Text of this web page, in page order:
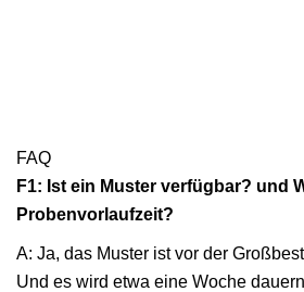
FAQ
F1: Ist ein Muster verfügbar? und
Probenvorlaufzeit?
A: Ja, das Muster ist vor der
Und es wird etwa eine Woche